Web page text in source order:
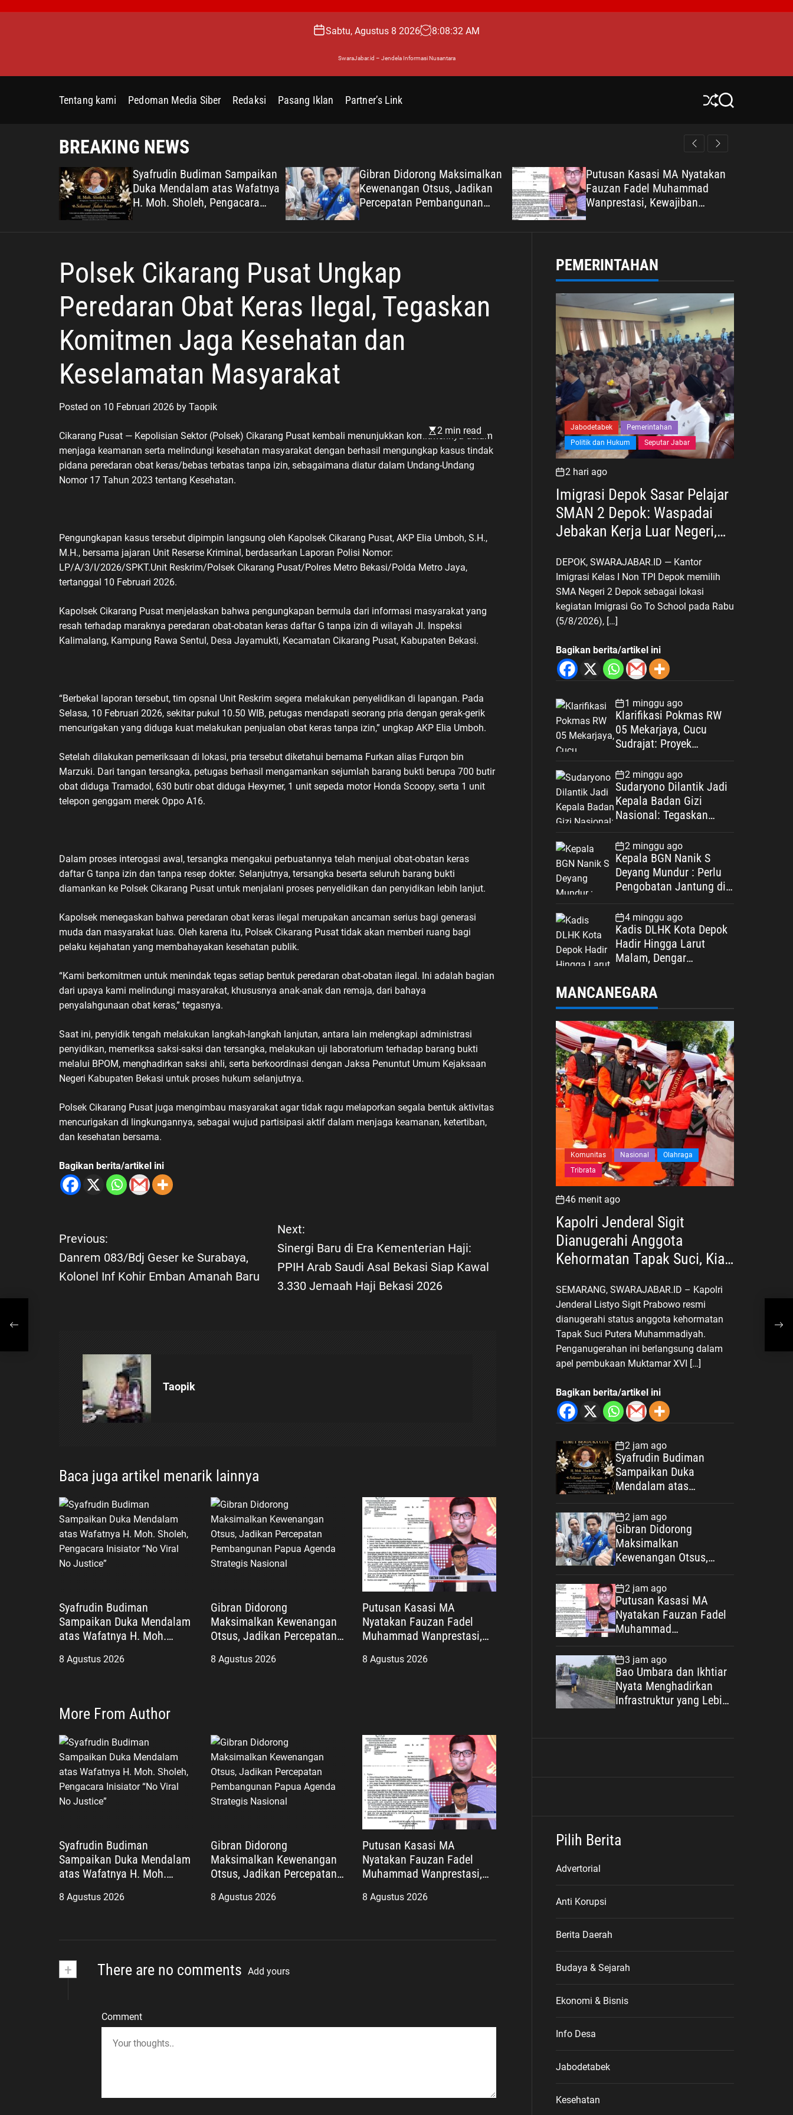
Sabtu, Agustus 8 2026 8:08:33 AM
SwaraJabar.id – Jendela Informasi Nusantara
Tentang kami Pedoman Media Siber Redaksi Pasang Iklan Partner’s Link
S
S
r
BREAKING NEWS
Syafrudin Budiman Sampaikan
Duka Mendalam atas Wafatnya
H. Moh. Sholeh, Pengacara
Inisiator “No Viral No Justice”
Gibran Didorong Maksimalkan
Kewenangan Otsus, Jadikan
Percepatan Pembangunan
Papua Agenda Strategis
Putusan Kasasi MA Nyatakan
Fauzan Fadel Muhammad
Wanprestasi, Kewajiban
Rp2,085 Miliar Disorot
Polsek Cikarang Pusat Ungkap
Peredaran Obat Keras Ilegal, Tegaskan
Komitmen Jaga Kesehatan dan
Keselamatan Masyarakat
Posted on 10 Februari 2026 by Taopik
2 min read
Cikarang Pusat — Kepolisian Sektor (Polsek) Cikarang Pusat kembali menunjukkan komitmennya dalam
menjaga keamanan serta melindungi kesehatan masyarakat dengan berhasil mengungkap kasus tindak
pidana peredaran obat keras/bebas terbatas tanpa izin, sebagaimana diatur dalam Undang-Undang
Nomor 17 Tahun 2023 tentang Kesehatan.
Pengungkapan kasus tersebut dipimpin langsung oleh Kapolsek Cikarang Pusat, AKP Elia Umboh, S.H.,
M.H., bersama jajaran Unit Reserse Kriminal, berdasarkan Laporan Polisi Nomor:
LP/A/3/I/2026/SPKT.Unit Reskrim/Polsek Cikarang Pusat/Polres Metro Bekasi/Polda Metro Jaya,
tertanggal 10 Februari 2026.
Kapolsek Cikarang Pusat menjelaskan bahwa pengungkapan bermula dari informasi masyarakat yang
resah terhadap maraknya peredaran obat-obatan keras daftar G tanpa izin di wilayah Jl. Inspeksi
Kalimalang, Kampung Rawa Sentul, Desa Jayamukti, Kecamatan Cikarang Pusat, Kabupaten Bekasi.
“Berbekal laporan tersebut, tim opsnal Unit Reskrim segera melakukan penyelidikan di lapangan. Pada
Selasa, 10 Februari 2026, sekitar pukul 10.50 WIB, petugas mendapati seorang pria dengan gerak-gerik
mencurigakan yang diduga kuat melakukan penjualan obat keras tanpa izin,” ungkap AKP Elia Umboh.
Setelah dilakukan pemeriksaan di lokasi, pria tersebut diketahui bernama Furkan alias Furqon bin
Marzuki. Dari tangan tersangka, petugas berhasil mengamankan sejumlah barang bukti berupa 700 butir
obat diduga Tramadol, 630 butir obat diduga Hexymer, 1 unit sepeda motor Honda Scoopy, serta 1 unit
telepon genggam merek Oppo A16.
Dalam proses interogasi awal, tersangka mengakui perbuatannya telah menjual obat-obatan keras
daftar G tanpa izin dan tanpa resep dokter. Selanjutnya, tersangka beserta seluruh barang bukti
diamankan ke Polsek Cikarang Pusat untuk menjalani proses penyelidikan dan penyidikan lebih lanjut.
Kapolsek menegaskan bahwa peredaran obat keras ilegal merupakan ancaman serius bagi generasi
muda dan masyarakat luas. Oleh karena itu, Polsek Cikarang Pusat tidak akan memberi ruang bagi
pelaku kejahatan yang membahayakan kesehatan publik.
“Kami berkomitmen untuk menindak tegas setiap bentuk peredaran obat-obatan ilegal. Ini adalah bagian
dari upaya kami melindungi masyarakat, khususnya anak-anak dan remaja, dari bahaya
penyalahgunaan obat keras,” tegasnya.
Saat ini, penyidik tengah melakukan langkah-langkah lanjutan, antara lain melengkapi administrasi
penyidikan, memeriksa saksi-saksi dan tersangka, melakukan uji laboratorium terhadap barang bukti
melalui BPOM, menghadirkan saksi ahli, serta berkoordinasi dengan Jaksa Penuntut Umum Kejaksaan
Negeri Kabupaten Bekasi untuk proses hukum selanjutnya.
Polsek Cikarang Pusat juga mengimbau masyarakat agar tidak ragu melaporkan segala bentuk aktivitas
mencurigakan di lingkungannya, sebagai wujud partisipasi aktif dalam menjaga keamanan, ketertiban,
dan kesehatan bersama.
Bagikan berita/artikel ini
N
a
o
s
Previous:
Danrem 083/Bdj Geser ke Surabaya,
Kolonel Inf Kohir Emban Amanah Baru
Next:
Sinergi Baru di Era Kementerian Haji:
PPIH Arab Saudi Asal Bekasi Siap Kawal
3.330 Jemaah Haji Bekasi 2026
Taopik
Baca juga artikel menarik lainnya
Syafrudin Budiman
Sampaikan Duka Mendalam
atas Wafatnya H. Moh.
“No Viral No Justice”
8 Agustus 2026
Gibran Didorong
Maksimalkan Kewenangan
Otsus, Jadikan Percepatan
Agenda Strategis Nasional
8 Agustus 2026
Putusan Kasasi MA
Nyatakan Fauzan Fadel
Muhammad Wanprestasi,
Disorot
8 Agustus 2026
More From Author
Syafrudin Budiman
Sampaikan Duka Mendalam
atas Wafatnya H. Moh.
“No Viral No Justice”
8 Agustus 2026
Gibran Didorong
Maksimalkan Kewenangan
Otsus, Jadikan Percepatan
Agenda Strategis Nasional
8 Agustus 2026
Putusan Kasasi MA
Nyatakan Fauzan Fadel
Muhammad Wanprestasi,
Disorot
8 Agustus 2026
+ There are no comments Add yours
Comment
PEMERINTAHAN
Jabodetabek
Pemerintahan
Politik dan Hukum
Seputar Jabar
2 hari ago
Imigrasi Depok Sasar Pelajar
SMAN 2 Depok: Waspadai
Jebakan Kerja Luar Negeri,
Depan
DEPOK, SWARAJABAR.ID — Kantor
Imigrasi Kelas I Non TPI Depok memilih
SMA Negeri 2 Depok sebagai lokasi
kegiatan Imigrasi Go To School pada Rabu
(5/8/2026), […]
Bagikan berita/artikel ini
1 minggu ago
Klarifikasi Pokmas RW
05 Mekarjaya, Cucu
Sudrajat: Proyek
Spesifikasi
2 minggu ago
Sudaryono Dilantik Jadi
Kepala Badan Gizi
Nasional: Tegaskan
Kepentingan
2 minggu ago
Kepala BGN Nanik S
Deyang Mundur : Perlu
Pengobatan Jantung di
4 minggu ago
Kadis DLHK Kota Depok
Hadir Hingga Larut
Malam, Dengar
Retribusi Sampah di
MANCANEGARA
Komunitas Nasional
Olahraga
Tribrata
46 menit ago
Kapolri Jenderal Sigit
Dianugerahi Anggota
Kehormatan Tapak Suci, Kian
Muhammadiyah
SEMARANG, SWARAJABAR.ID – Kapolri
Jenderal Listyo Sigit Prabowo resmi
dianugerahi status anggota kehormatan
Tapak Suci Putera Muhammadiyah.
Penganugerahan ini berlangsung dalam
apel pembukaan Muktamar XVI […]
Bagikan berita/artikel ini
2 jam ago
Syafrudin Budiman
Sampaikan Duka
Mendalam atas
Sholeh, Pengacara
Inisiator “No Viral No
Justice”
2 jam ago
Gibran Didorong
Maksimalkan
Kewenangan Otsus,
Pembangunan Papua
Agenda Strategis
Nasional
2 jam ago
Putusan Kasasi MA
Nyatakan Fauzan Fadel
Muhammad
Rp2,085 Miliar Disorot
3 jam ago
Bao Umbara dan Ikhtiar
Nyata Menghadirkan
Infrastruktur yang Lebih
Pilih Berita
Advertorial
Anti Korupsi
Berita Daerah
Budaya & Sejarah
Ekonomi & Bisnis
Info Desa
Jabodetabek
Kesehatan